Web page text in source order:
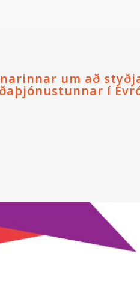
um að
í